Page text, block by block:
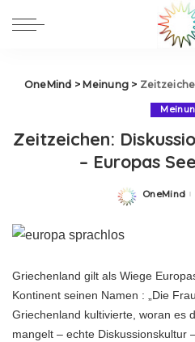
OneMind > Meinung > Zeitzeichen:
Zeitzeichen:
– Europas
Posted
OneMind
Griechenland gilt als Wiege
Kontinent seinen Namen : „Die
Griechenland kultivierte, woran es
mangelt – echte Diskussionskultur